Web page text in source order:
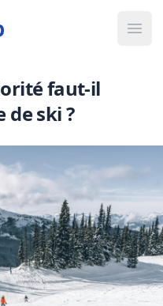
faut-il
de ski ?